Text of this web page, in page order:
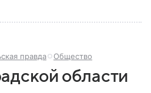
правда Общество
области